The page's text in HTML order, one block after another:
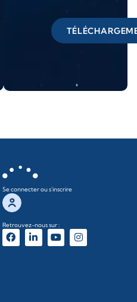
Se connecter ou s'inscrire
Retrouvez-nous sur :